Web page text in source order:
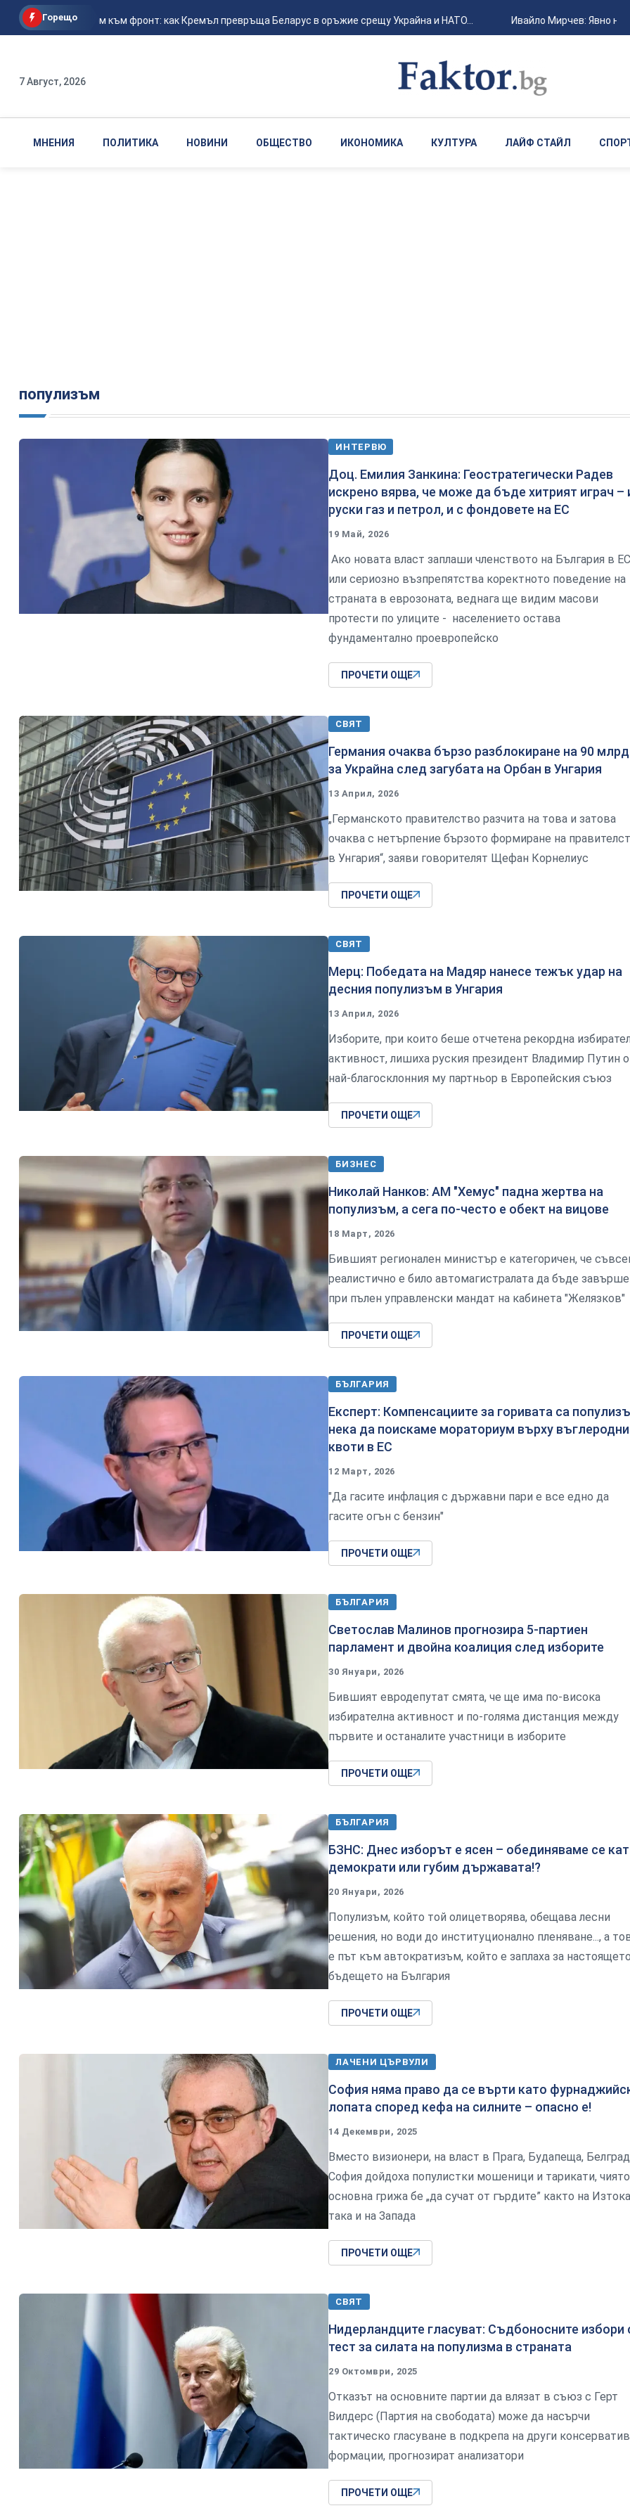
Горещо
От плацдарм към фронт: как Кремъл превръща Беларус в оръжие срещу Украйна и НАТО... Ивайло Мирчев: Явно
7 Август, 2026
МНЕНИЯ ПОЛИТИКА НОВИНИ ОБЩЕСТВО ИКОНОМИКА КУЛТУРА ЛАЙФ СТАЙЛ
популизъм
ИНТЕРВЮ
Доц. Емилия Занкина: Геостратегически Радев
искрено вярва, че може да бъде хитрият играч –
руски газ и петрол, и с фондовете на ЕС
19 Май, 2026
Ако новата власт заплаши членството на България в
или сериозно възпрепятства коректното поведение на
страната в еврозоната, веднага ще видим масови
протести по улиците - населението остава
фундаментално проевропейско
ПРОЧЕТИ ОЩЕ
СВЯТ
Германия очаква бързо разблокиране на 90
за Украйна след загубата на Орбан в Унгария
13 Април, 2026
„Германското правителство разчита на това и затова
очаква с нетърпение бързото формиране на
в Унгария“, заяви говорителят Щефан Корнелиус
ПРОЧЕТИ ОЩЕ
СВЯТ
Мерц: Победата на Мадяр нанесе тежък удар на
десния популизъм в Унгария
13 Април, 2026
Изборите, при които беше отчетена рекордна
активност, лишиха руския президент Владимир Путин
най-благосклонния му партньор в Европейския съюз
ПРОЧЕТИ ОЩЕ
БИЗНЕС
Николай Нанков: АМ "Хемус" падна жертва на
популизъм, а сега по-често е обект на вицове
18 Март, 2026
Бившият регионален министър е категоричен, че
реалистично е било автомагистралата да бъде
при пълен управленски мандат на кабинета "Желязков"
ПРОЧЕТИ ОЩЕ
БЪЛГАРИЯ
Експерт: Компенсациите за горивата са
нека да поискаме мораториум върху
квоти в ЕС
12 Март, 2026
"Да гасите инфлация с държавни пари е все едно да
гасите огън с бензин"
ПРОЧЕТИ ОЩЕ
БЪЛГАРИЯ
Светослав Малинов прогнозира 5-партиен
парламент и двойна коалиция след изборите
30 Януари, 2026
Бившият евродепутат смята, че ще има по-висока
избирателна активност и по-голяма дистанция между
първите и останалите участници в изборите
ПРОЧЕТИ ОЩЕ
БЪЛГАРИЯ
БЗНС: Днес изборът е ясен – обединяваме се
демократи или губим държавата!?
20 Януари, 2026
Популизъм, който той олицетворява, обещава лесни
решения, но води до институционално пленяване..., а
е път към автократизъм, който е заплаха за
бъдещето на България
ПРОЧЕТИ ОЩЕ
ЛАЧЕНИ ЦЪРВУЛИ
София няма право да се върти като
лопата според кефа на силните – опасно е!
14 Декември, 2025
Вместо визионери, на власт в Прага, Будапеща,
София дойдоха популистки мошеници и тарикати, чиято
основна грижа бе „да сучат от гърдите” както на
така и на Запада
ПРОЧЕТИ ОЩЕ
СВЯТ
Нидерландците гласуват: Съдбоносните избори
тест за силата на популизма в страната
29 Октомври, 2025
Отказът на основните партии да влязат в съюз с Герт
Вилдерс (Партия на свободата) може да насърчи
тактическо гласуване в подкрепа на други
формации, прогнозират анализатори
ПРОЧЕТИ ОЩЕ